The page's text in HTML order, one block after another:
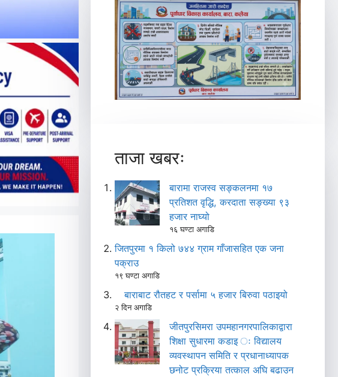
ताजा खबरः
बारामा राजस्व सङ्कलनमा १७
प्रतिशत वृद्धि, करदाता सङ्ख्या ९३
हजार नाघ्यो
१६ घण्टा अगाडि
जितपुरमा १ किलो ७४४ ग्राम गाँजासहित एक जना
पक्राउ
१९ घण्टा अगाडि
बाराबाट रौतहट र पर्सामा ५ हजार बिरुवा पठाइयो
२ दिन अगाडि
जीतपुरसिमरा उपमहानगरपालिकाद्वारा
शिक्षा सुधारमा कडाइ ः विद्यालय
व्यवस्थापन समिति र प्रधानाध्यापक
छनोट प्रक्रिया तत्काल अघि बढाउन